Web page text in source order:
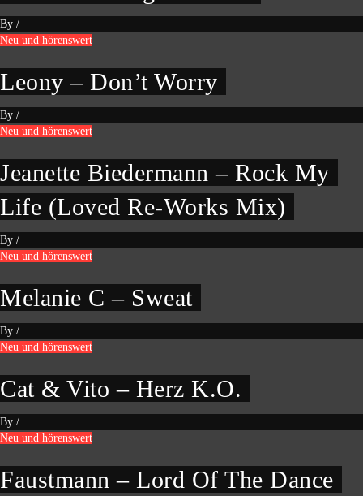
By /
Neu und hörenswert
Leony – Don’t Worry
By /
Neu und hörenswert
Jeanette Biedermann – Rock My
Life (Loved Re-Works Mix)
By /
Neu und hörenswert
Melanie C – Sweat
By /
Neu und hörenswert
Cat & Vito – Herz K.O.
By /
Neu und hörenswert
Faustmann – Lord Of The Dance